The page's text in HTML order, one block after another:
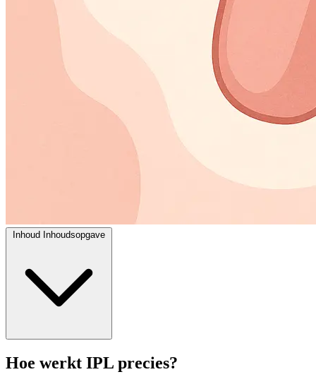
Inhoud Inhoudsopgave
Hoe werkt IPL precies?